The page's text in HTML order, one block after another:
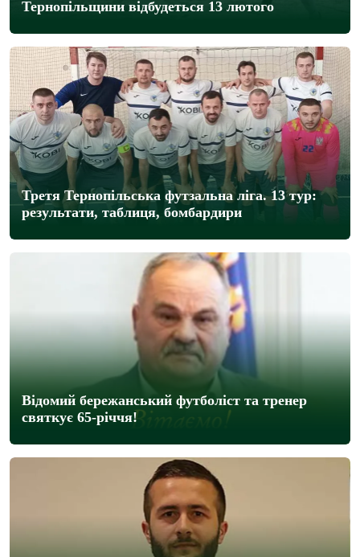
Тернопільщини відбудеться 13 лютого
Третя Тернопільська футзальна ліга. 13 тур:
результати, таблиця, бомбардири
Відомий бережанський футболіст та тренер
святкує 65-річчя!